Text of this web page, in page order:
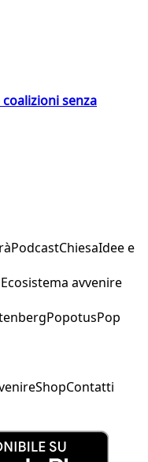
senza
PodcastChiesaIdee e
Ecosistema avvenire
PopotusPop
ShopContatti